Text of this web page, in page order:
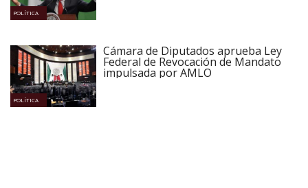
POLÍTICA
POLÍTICA
Cámara de Diputados aprueba Ley
Federal de Revocación de Mandato
impulsada por AMLO